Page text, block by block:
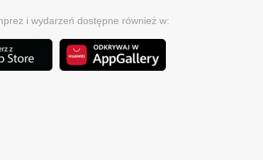
i wydarzeń dostępne również w: